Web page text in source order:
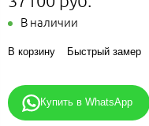
В наличии
В корзину Быстрый замер
Купить в WhatsApp